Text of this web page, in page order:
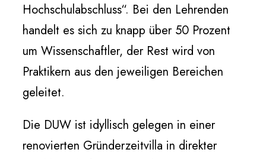
Hochschulabschluss“. Bei den Lehrenden
handelt es sich zu knapp über 50 Prozent
um Wissenschaftler, der Rest wird von
Praktikern aus den jeweiligen Bereichen
geleitet.
Die DUW ist idyllisch gelegen in einer
renovierten Gründerzeitvilla in direkter